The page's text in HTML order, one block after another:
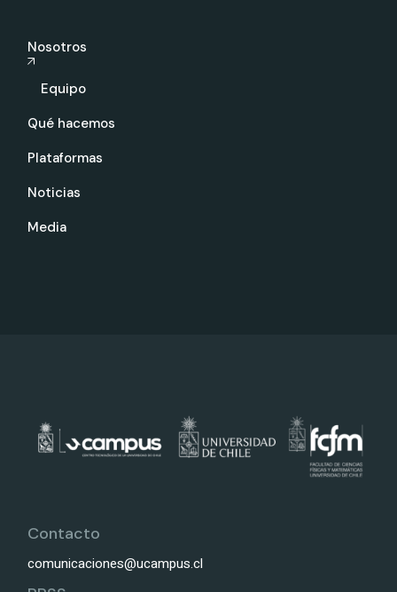
Nosotros
Equipo
Qué hacemos
Plataformas
Noticias
Media
Contacto
comunicaciones@ucampus.cl